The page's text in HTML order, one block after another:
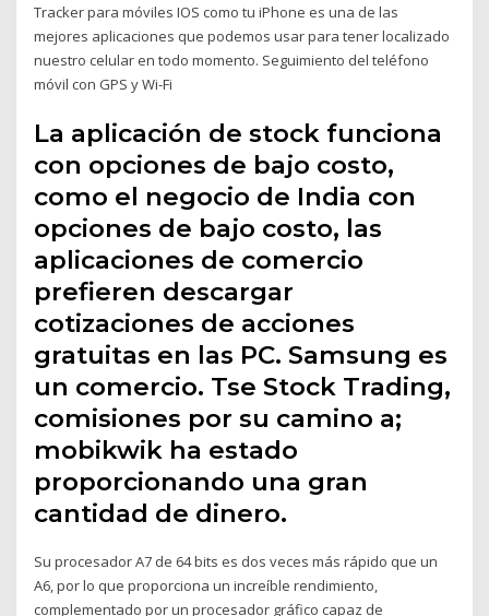
Tracker para móviles IOS como tu iPhone es una de las
mejores aplicaciones que podemos usar para tener localizado
nuestro celular en todo momento. Seguimiento del teléfono
móvil con GPS y Wi-Fi
La aplicación de stock funciona
con opciones de bajo costo,
como el negocio de India con
opciones de bajo costo, las
aplicaciones de comercio
prefieren descargar
cotizaciones de acciones
gratuitas en las PC. Samsung es
un comercio. Tse Stock Trading,
comisiones por su camino a;
mobikwik ha estado
proporcionando una gran
cantidad de dinero.
Su procesador A7 de 64 bits es dos veces más rápido que un
A6, por lo que proporciona un increíble rendimiento,
complementado por un procesador gráfico capaz de